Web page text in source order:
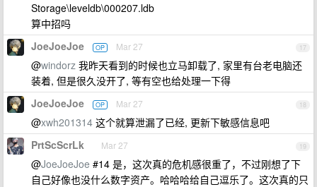
Storage\leveldb\000207.ldb
算中招吗
17
JoeJoeJoe OP Mar 27
@windorz 我昨天看到的时候也立马卸载了, 家里有台老电脑还
装着, 但是很久没开了, 等有空也给处理一下得
18
JoeJoeJoe OP Mar 27
@xwh201314 这个就算泄漏了已经, 更新下敏感信息吧
19
PrtScScrLk Mar 27
@JoeJoeJoe #14 是，这次真的危机感很重了，不过刚想了下
自己好像也没什么数字资产。哈哈哈给自己逗乐了。这次真的只